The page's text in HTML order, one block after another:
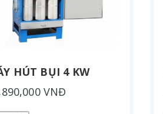
HÚT BỤI 4 KW
VNĐ